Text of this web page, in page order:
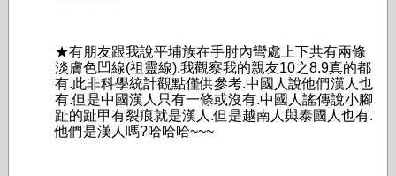
★有朋友跟我說平埔族在手肘內彎處上下共有兩條
淡膚色凹線(祖靈線).我觀察我的親友10之8.­9真的都
有.此非科學統計觀點僅供參考.中國人說他們漢人也
有.但是中國漢人只有一條­或沒有.中國人謠傳說小腳
趾的趾甲有裂痕就是漢人.但是越南人與泰國人也有.
他們是漢­人嗎?哈哈哈~~~